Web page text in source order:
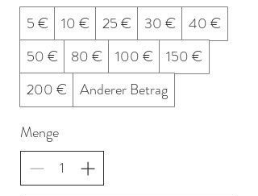
5 €
10 € 25 € 30 €
40 €
50 €
80 € 100 €
150 €
200 €
Anderer Betrag
Menge